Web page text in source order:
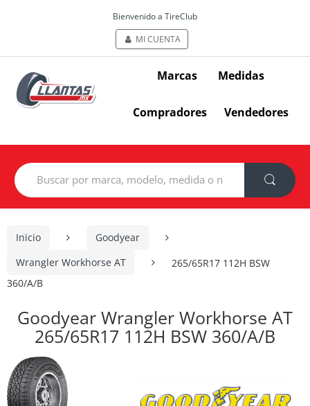
Bienvenido a TireClub
MI CUENTA
Marcas Medidas
Compradores Vendedores
Search
for:
Inicio
Goodyear
Wrangler Workhorse AT
265/65R17 112H BSW
360/A/B
Goodyear Wrangler Workhorse AT
265/65R17 112H BSW 360/A/B